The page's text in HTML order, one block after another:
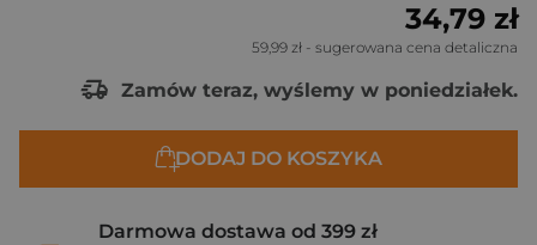
34,79 zł
59,99 zł - sugerowana cena detaliczna
Zamów teraz, wyślemy w poniedziałek.
DODAJ DO KOSZYKA
Darmowa dostawa od 399 zł